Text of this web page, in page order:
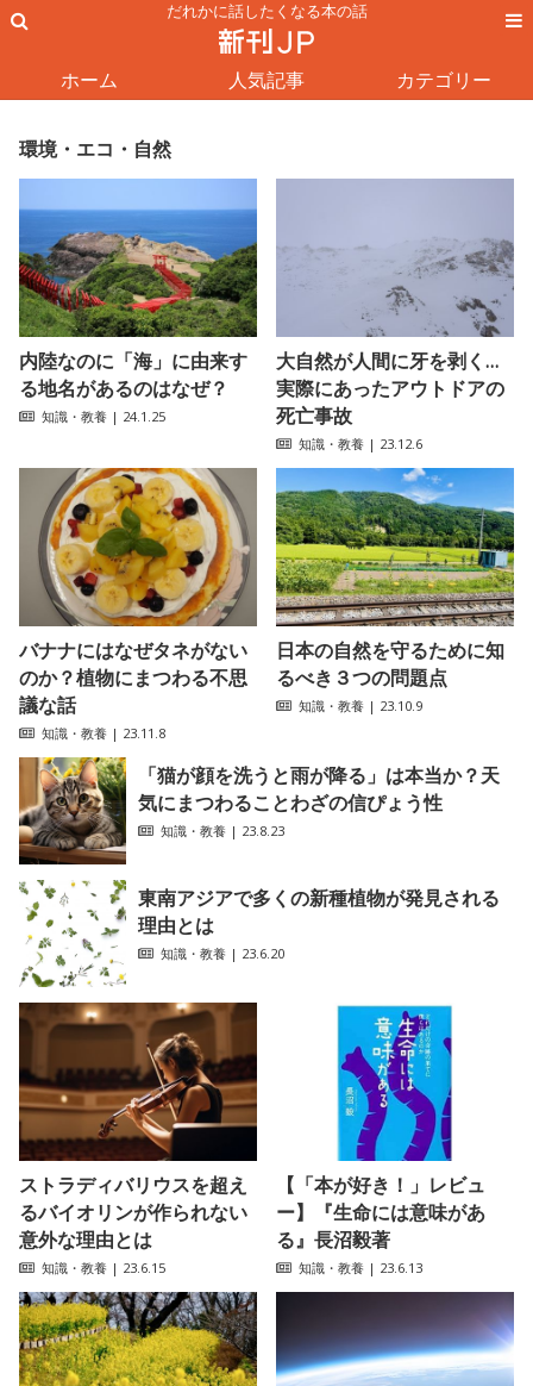
だれかに話したくなる本の話
ホーム 人気記事 カテゴリー
環境・エコ・自然
内陸なのに「海」に由来す
る地名があるのはなぜ？
知識・教養 | 24.1.25
大自然が人間に牙を剥く…
実際にあったアウトドアの
死亡事故
知識・教養 | 23.12.6
バナナにはなぜタネがない
のか？植物にまつわる不思
議な話
知識・教養 | 23.11.8
日本の自然を守るために知
るべき３つの問題点
知識・教養 | 23.10.9
「猫が顔を洗うと雨が降る」は本当か？天
気にまつわることわざの信ぴょう性
知識・教養 | 23.8.23
東南アジアで多くの新種植物が発見される
理由とは
知識・教養 | 23.6.20
ストラディバリウスを超え
るバイオリンが作られない
意外な理由とは
知識・教養 | 23.6.15
【「本が好き！」レビュ
ー】『生命には意味があ
る』長沼毅著
知識・教養 | 23.6.13